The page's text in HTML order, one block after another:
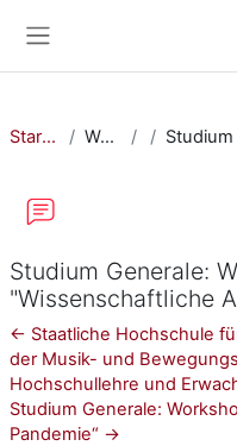
Startseite Website
Studium Generale:
"Wissenschaftliche
← Staatliche Hochschule
der Musik- und
Hochschullehre und
Studium Generale:
Pandemie“ →